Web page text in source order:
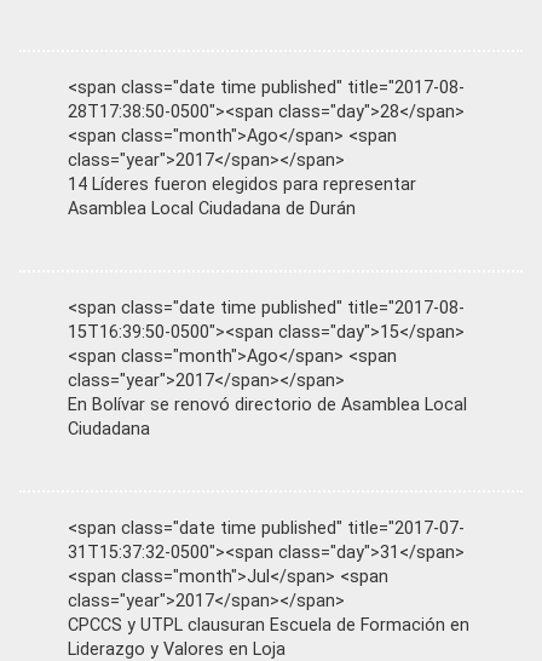
<span class="date time published" title="2017-08-
28T17:38:50-0500"><span class="day">28</span>
<span class="month">Ago</span> <span
class="year">2017</span></span>
14 Líderes fueron elegidos para representar
Asamblea Local Ciudadana de Durán
<span class="date time published" title="2017-08-
15T16:39:50-0500"><span class="day">15</span>
<span class="month">Ago</span> <span
class="year">2017</span></span>
En Bolívar se renovó directorio de Asamblea Local
Ciudadana
<span class="date time published" title="2017-07-
31T15:37:32-0500"><span class="day">31</span>
<span class="month">Jul</span> <span
class="year">2017</span></span>
CPCCS y UTPL clausuran Escuela de Formación en
Liderazgo y Valores en Loja